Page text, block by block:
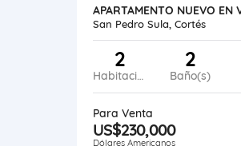
San Pedro Sula, Cortés
2
Habitaciones
2
Baño(s)
Para Venta
US$230,000
Dólares Americanos